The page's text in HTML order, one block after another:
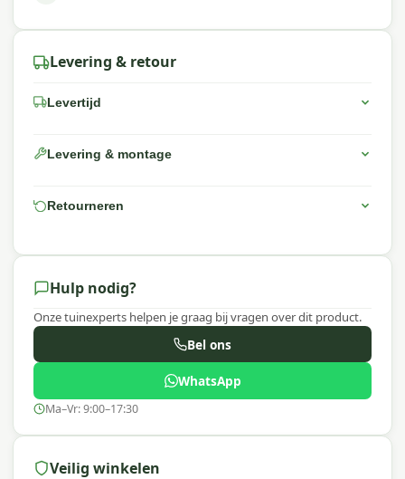
Levering & retour
Levertijd
Levering & montage
Retourneren
Hulp nodig?
Onze tuinexperts helpen je graag bij vragen over dit product.
Bel ons
WhatsApp
Ma–Vr: 9:00–17:30
Veilig winkelen